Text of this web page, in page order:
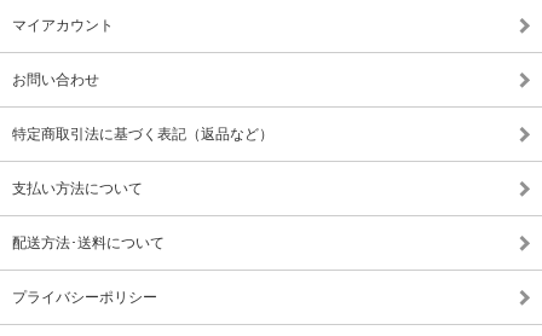
マイアカウント
お問い合わせ
特定商取引法に基づく表記（返品など）
支払い方法について
配送方法･送料について
プライバシーポリシー